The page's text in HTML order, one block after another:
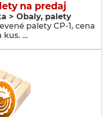
na predaj
> Obaly, palety
palety CP-1, cena
kus. …